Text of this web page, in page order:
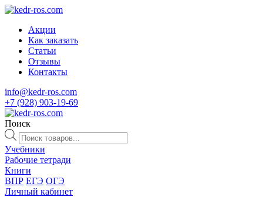
Акции
Как заказать
Статьи
Отзывы
Контакты
info@kedr-ros.com
+7 (928) 903-19-69
Поиск
Поиск
товаров
Учебники
Рабочие тетради
Книги
ВПР ЕГЭ ОГЭ
Личный кабинет